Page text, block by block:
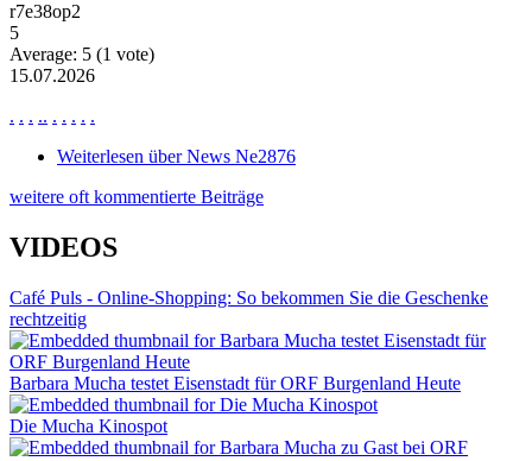
r7e38op2
5
Average: 5 (1 vote)
15.07.2026
. . . .. . . . . .
Weiterlesen über News Ne2876
weitere oft kommentierte Beiträge
VIDEOS
Café Puls - Online-Shopping: So bekommen Sie die Geschenke
rechtzeitig
Barbara Mucha testet Eisenstadt für ORF Burgenland Heute
Die Mucha Kinospot